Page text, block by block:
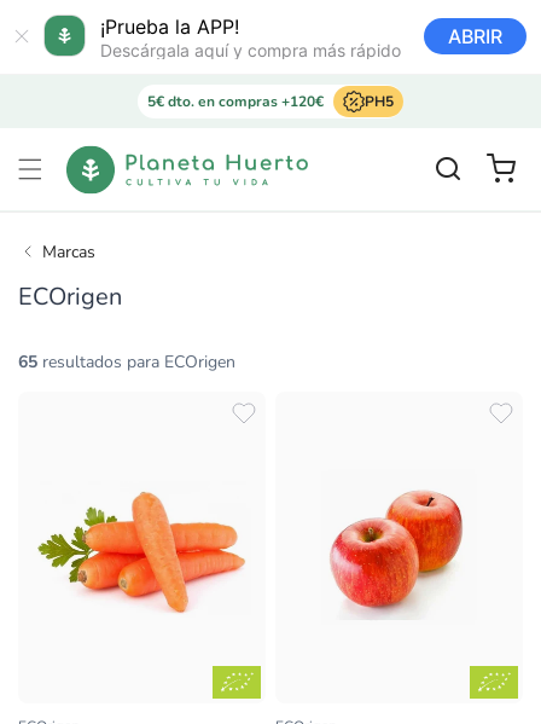
¡Prueba la APP!
Descárgala aquí y compra más rápido
ABRIR
directamente
al contenido
5€ dto. en compras +120€ PH5
Carrito
Marcas
ECOrigen
65 resultados para ECOrigen